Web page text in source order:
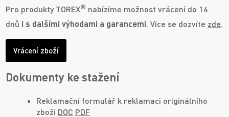
Pro produkty TOREX® nabízíme možnost vrácení do 14
dnů i s dalšími výhodami a garancemi . Více se dozvíte zde
Vrácení zboží
Dokumenty ke stažení
Reklamační formulář k reklamaci originálního
zboží DOC PDF